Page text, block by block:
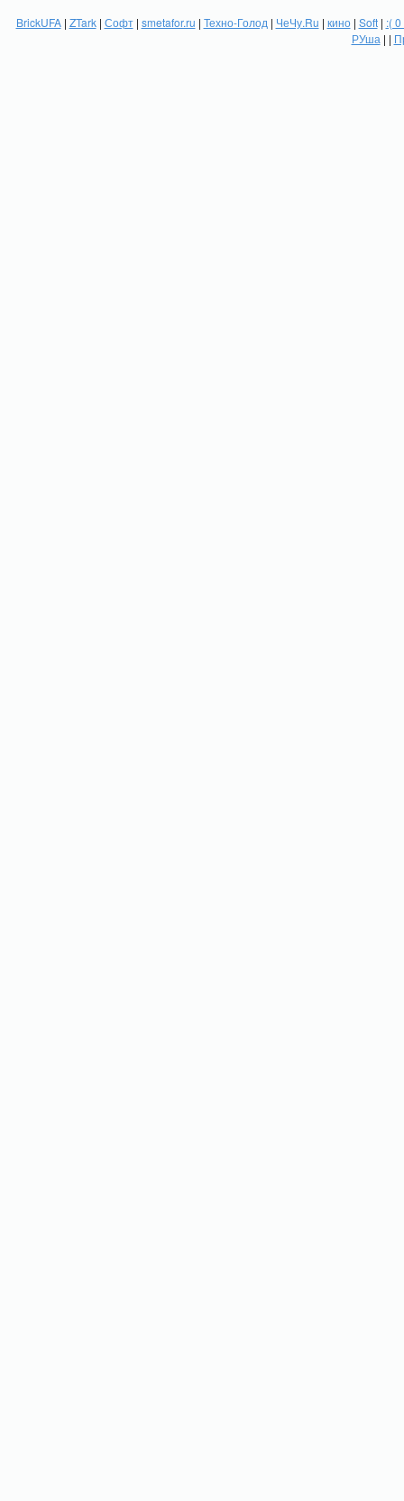
BrickUFA| ZTark| Софт| smetafor.ru | Техно-Голод | ЧеЧу.Ru | кино| Soft| :(
РУша | |